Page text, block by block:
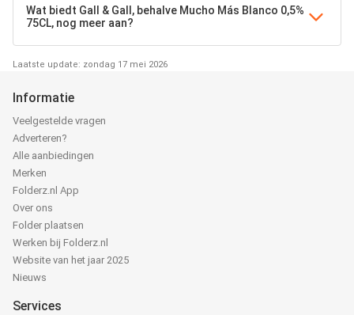
Wat biedt Gall & Gall, behalve Mucho Más Blanco 0,5%
75CL, nog meer aan?
Laatste update: zondag 17 mei 2026
Informatie
Veelgestelde vragen
Adverteren?
Alle aanbiedingen
Merken
Folderz.nl App
Over ons
Folder plaatsen
Werken bij Folderz.nl
Website van het jaar 2025
Nieuws
Services